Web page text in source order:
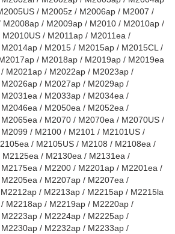
/ M2005z / M2006ap / M2007 /
M2008ap / M2009ap / M2010 / M2010ap /
/ M2011ap / M2011ea /
/ M2015 / M2015ap / M2015CL /
/ M2018ap / M2019ap / M2019ea
M2021ap / M2022ap / M2023ap /
/ M2027ap / M2029ap /
/ M2033ap / M2034ea /
/ M2050ea / M2052ea /
/ M2070 / M2070ea / M2070US /
/ M2100 / M2101 / M2101US /
/ M2105US / M2108 / M2108ea /
/ M2130ea / M2131ea /
/ M2200 / M2201ap / M2201ea /
/ M2207ap / M2207ea /
/ M2213ap / M2215ap / M2215la
M2218ap / M2219ap / M2220ap /
/ M2224ap / M2225ap /
/ M2232ap / M2233ap /